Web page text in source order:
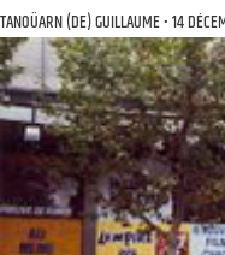
TANOÜARN (DE) GUILLAUME 14